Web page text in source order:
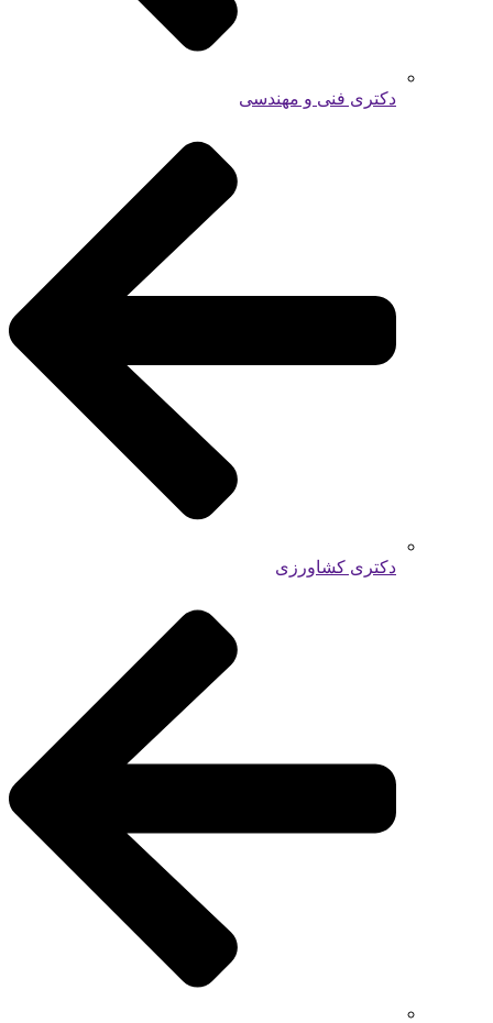
دکتری فنی و مهندسی
دکتری کشاورزی